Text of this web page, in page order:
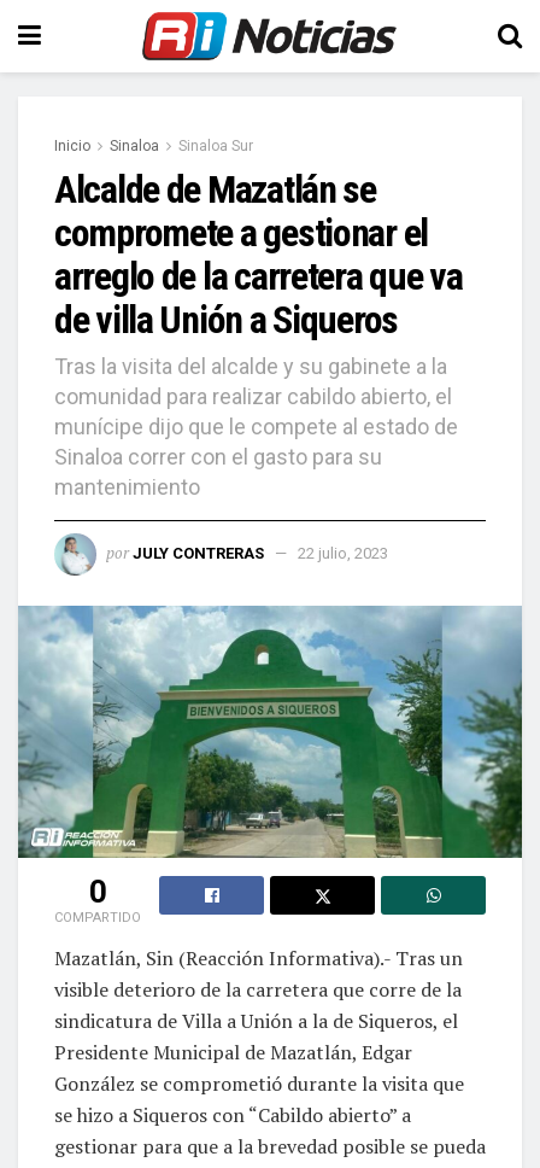
Inicio Sinaloa Sinaloa Sur
Alcalde de Mazatlán se
compromete a gestionar el
arreglo de la carretera que va
de villa Unión a Siqueros
Tras la visita del alcalde y su gabinete a la
comunidad para realizar cabildo abierto, el
munícipe dijo que le compete al estado de
Sinaloa correr con el gasto para su
mantenimiento
por JULY CONTRERAS 22 julio, 2023
0
COMPARTIDO
Mazatlán, Sin (Reacción Informativa).- Tras un
visible deterioro de la carretera que corre de la
sindicatura de Villa a Unión a la de Siqueros, el
Presidente Municipal de Mazatlán, Edgar
González se comprometió durante la visita que
se hizo a Siqueros con “Cabildo abierto” a
gestionar para que a la brevedad posible se pueda